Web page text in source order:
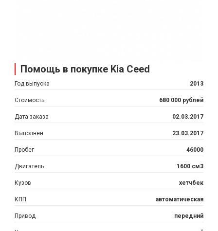
Помощь в покупке Kia Ceed
Год выпуска 2013
Стоимость 680 000 рублей
Дата заказа 02.03.2017
Выполнен 23.03.2017
Пробег 46000
Двигатель 1600 см3
Кузов хетчбек
КПП автоматическая
Привод передний